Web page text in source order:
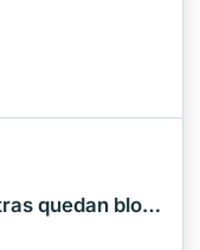
Algunas webs abren, pero otras quedan bloqueadas en el mismo Wi-Fi